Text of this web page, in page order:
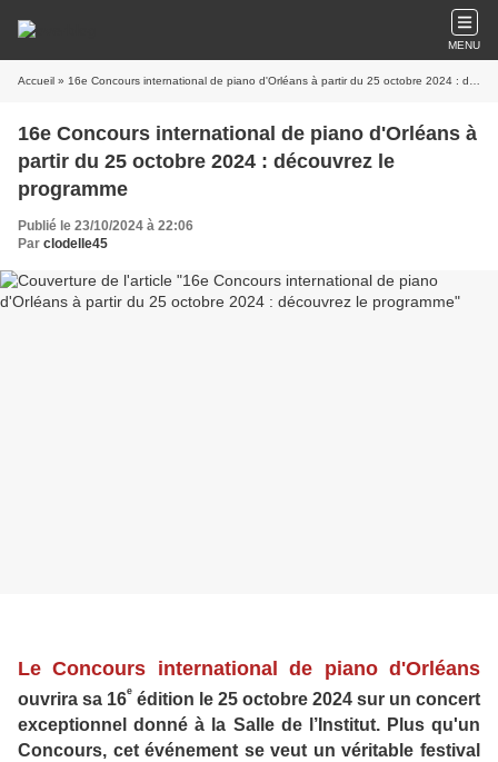
MENU
Accueil » 16e Concours international de piano d'Orléans à partir du 25 octobre 2024 : découvrez le programme
16e Concours international de piano d'Orléans à
partir du 25 octobre 2024 : découvrez le
programme
Publié le 23/10/2024 à 22:06
Par clodelle45
Le Concours international de piano d'Orléans
ouvrira sa 16ᵉ édition le 25 octobre 2024 sur un concert
exceptionnel donné à la Salle de l’Institut. Plus qu'un
Concours, cet événement se veut un véritable festival